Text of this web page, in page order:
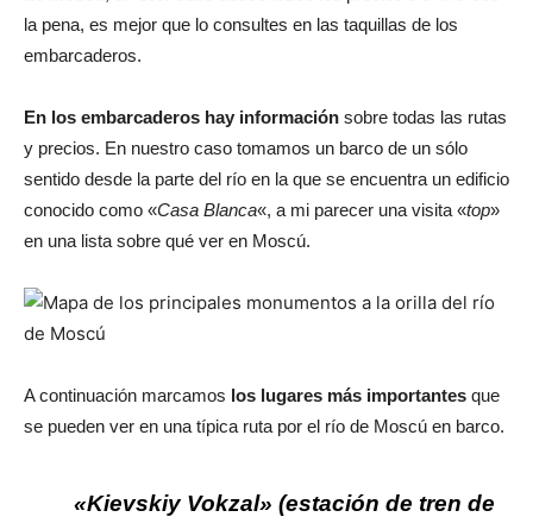
la pena, es mejor que lo consultes en las taquillas de los
embarcaderos.
En los embarcaderos hay información sobre todas las rutas
y precios. En nuestro caso tomamos un barco de un sólo
sentido desde la parte del río en la que se encuentra un edificio
conocido como «Casa Blanca«, a mi parecer una visita «top»
en una lista sobre qué ver en Moscú.
A continuación marcamos los lugares más importantes que
se pueden ver en una típica ruta por el río de Moscú en barco.
«Kievskiy Vokzal» (estación de tren de